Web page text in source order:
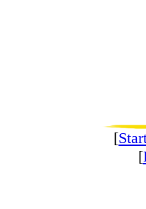
[
[